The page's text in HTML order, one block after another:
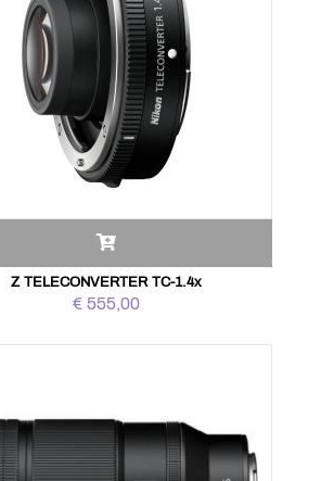
Z TELECONVERTER TC-1.4x
€ 555,00